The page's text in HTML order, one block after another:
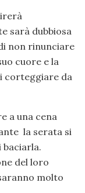
sarà dubbiosa
non rinunciare
cuore e la
corteggiare da
a una cena
la serata si
del loro
molto